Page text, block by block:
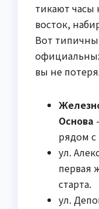
тикают часы
восток,
Вот
вы не
Основа
рядом с
ул.
первая
старта.
ул.